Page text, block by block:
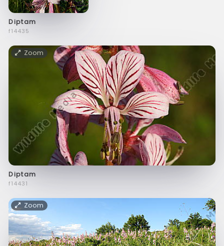
Diptam
f14435
Zoom
Diptam
f14431
Zoom